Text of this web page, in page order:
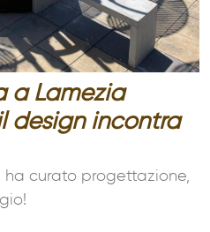
a Lamezia
design incontra
ha curato progettazione,